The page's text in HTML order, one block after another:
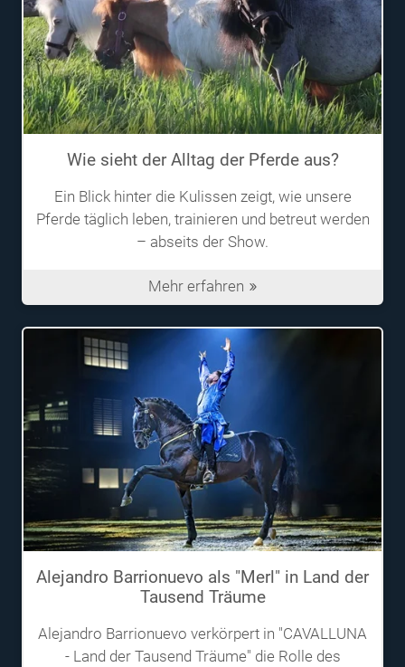
Wie sieht der Alltag der Pferde aus?
Ein Blick hinter die Kulissen zeigt, wie unsere
Pferde täglich leben, trainieren und betreut werden
– abseits der Show.
Mehr erfahren
Alejandro Barrionuevo als "Merl" in Land der
Tausend Träume
Alejandro Barrionuevo verkörpert in "CAVALLUNA
- Land der Tausend Träume" die Rolle des